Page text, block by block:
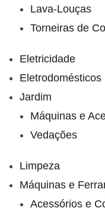
Lava-Louças
Torneiras de
Eletricidade
Eletrodomésticos
Jardim
Máquinas e
Vedações
Limpeza
Máquinas e
Acessórios e